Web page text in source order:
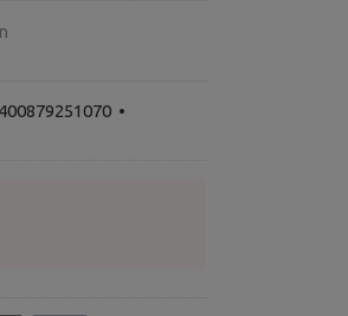
•